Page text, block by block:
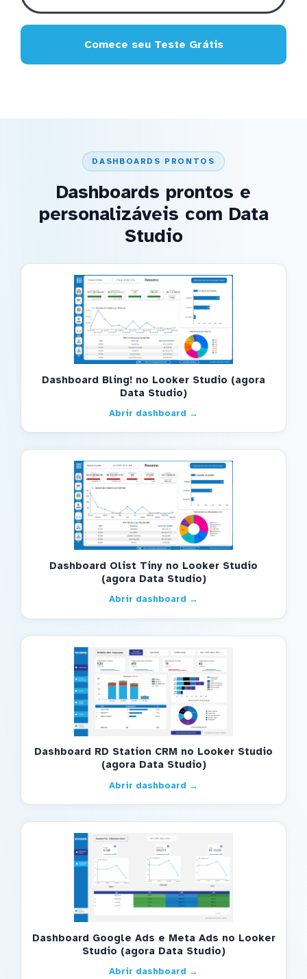
Comece seu Teste Grátis
DASHBOARDS PRONTOS
Dashboards prontos e
personalizáveis com Data
Studio
Dashboard Bling! no Looker Studio (agora
Data Studio)
Abrir dashboard →
Dashboard Olist Tiny no Looker Studio
(agora Data Studio)
Abrir dashboard →
Dashboard RD Station CRM no Looker Studio
(agora Data Studio)
Abrir dashboard →
Dashboard Google Ads e Meta Ads no Looker
Studio (agora Data Studio)
Abrir dashboard →